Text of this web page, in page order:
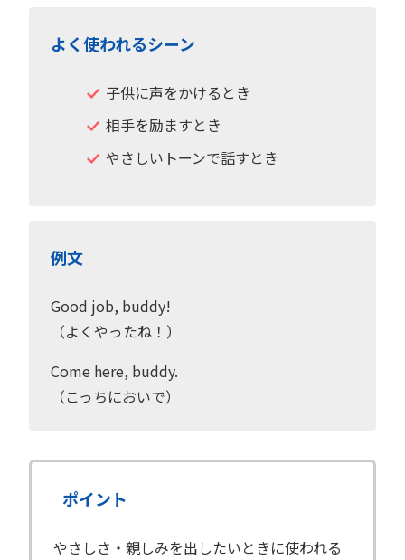
よく使われるシーン
子供に声をかけるとき
相手を励ますとき
やさしいトーンで話すとき
例文
Good job, buddy!
（よくやったね！）
Come here, buddy.
（こっちにおいで）
ポイント
やさしさ・親しみを出したいときに使われる